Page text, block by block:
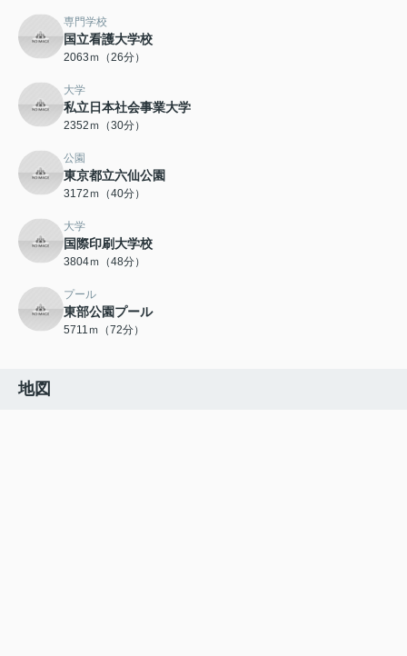
専門学校
国立看護大学校
2063ｍ（26分）
大学
私立日本社会事業大学
2352ｍ（30分）
公園
東京都立六仙公園
3172ｍ（40分）
大学
国際印刷大学校
3804ｍ（48分）
プール
東部公園プール
5711ｍ（72分）
地図